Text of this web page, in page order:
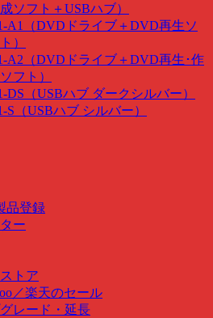
ソフト＋USBハブ）
A1（DVDドライブ＋DVD再生ソ
）
A2（DVDドライブ＋DVD再生･作
フト）
DS（USBハブ ダークシルバー）
S（USBハブ シルバー）
品登録
ー
トア
／楽天のセール
レード・延長